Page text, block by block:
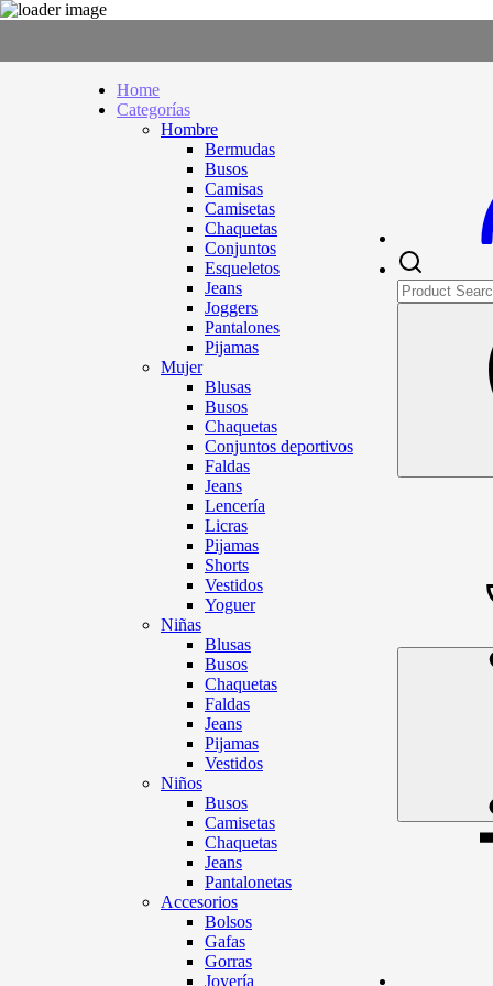
Home
Categorías
Hombre
Bermudas
Busos
Camisas
Camisetas
Chaquetas
Conjuntos
Esqueletos
Jeans
Joggers
Pantalones
Pijamas
Mujer
Blusas
Busos
Chaquetas
Conjuntos deportivos
Faldas
Jeans
Lencería
Licras
Pijamas
Shorts
Vestidos
Yoguer
Niñas
Blusas
Busos
Chaquetas
Faldas
Jeans
Pijamas
Vestidos
Niños
Busos
Camisetas
Chaquetas
Jeans
Pantalonetas
Accesorios
Bolsos
Gafas
Gorras
Joyería